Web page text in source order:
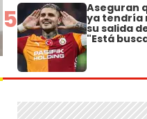
5 Aseguran
ya tendría
su salida
"Está